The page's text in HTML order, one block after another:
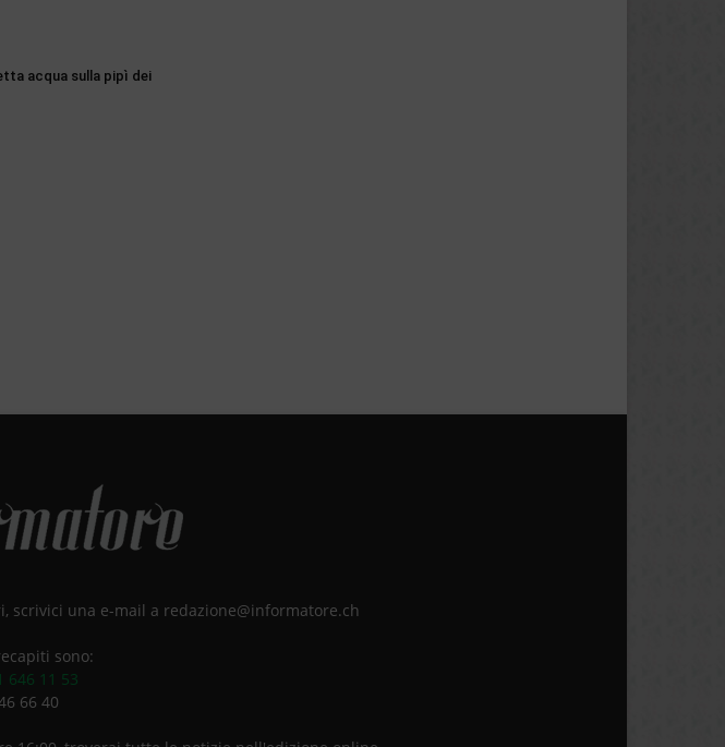
acqua sulla pipì dei
scrivici una e-mail a redazione@informatore.ch
sono:
646 11 53
66 40